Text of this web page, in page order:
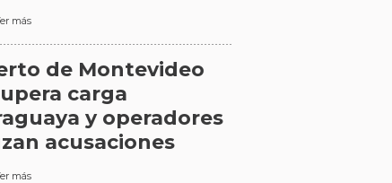
más
de Montevideo
carga
y operadores
acusaciones
más